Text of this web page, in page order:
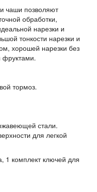
чаши позволяют
обработки,
нарезки и
тонкости нарезки и
хорошей нарезки без
фруктами.
тормоз.
стали.
для легкой
1 комплект ключей для